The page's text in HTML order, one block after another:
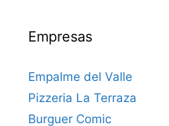
Empresas
Empalme del Valle
Pizzeria La Terraza
Burguer Comic